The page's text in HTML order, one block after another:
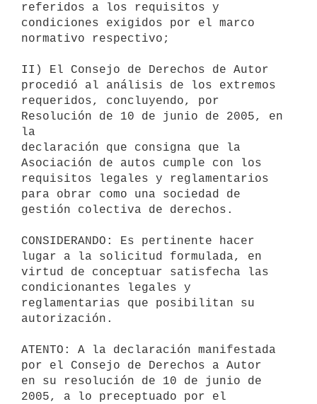
referidos a los requisitos y
condiciones exigidos por el marco
normativo respectivo;
II) El Consejo de Derechos de Autor
procedió al análisis de los extremos
requeridos, concluyendo, por
Resolución de 10 de junio de 2005, en
la
declaración que consigna que la
Asociación de autos cumple con los
requisitos legales y reglamentarios
para obrar como una sociedad de
gestión colectiva de derechos.
CONSIDERANDO: Es pertinente hacer
lugar a la solicitud formulada, en
virtud de conceptuar satisfecha las
condicionantes legales y
reglamentarias que posibilitan su
autorización.
ATENTO: A la declaración manifestada
por el Consejo de Derechos a Autor
en su resolución de 10 de junio de
2005, a lo preceptuado por el